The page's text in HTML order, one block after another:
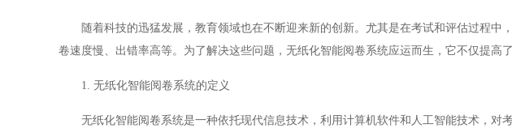
随着科技的迅猛发展，教育领域也在不断迎来新的创新。尤其是在考试和评估过程中
卷速度慢、出错率高等。为了解决这些问题，无纸化智能阅卷系统应运而生，它不仅提高
1. 无纸化智能阅卷系统的定义
无纸化智能阅卷系统是一种依托现代信息技术，利用计算机软件和人工智能技术，对